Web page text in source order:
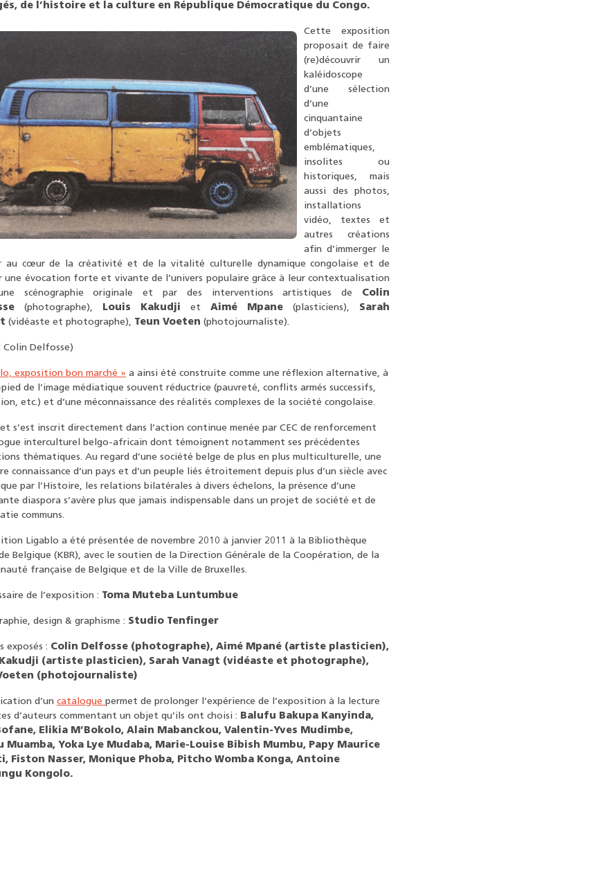
de l’histoire et la culture en République Démocratique du Congo.
Cette exposition
proposait de faire
(re)découvrir un
kaléidoscope
d’une sélection
d’une
cinquantaine
d’objets
emblématiques,
insolites ou
historiques, mais
aussi des photos,
installations
vidéo, textes et
autres créations
afin d’immerger le
au cœur de la créativité et de la vitalité culturelle dynamique congolaise et de
une évocation forte et vivante de l’univers populaire grâce à leur contextualisation
scénographie originale et par des interventions artistiques de Colin
(photographe), Louis Kakudji et Aimé Mpane (plasticiens), Sarah
(vidéaste et photographe), Teun Voeten (photojournaliste).
Colin Delfosse)
exposition bon marché » a ainsi été construite comme une réflexion alternative, à
de l’image médiatique souvent réductrice (pauvreté, conflits armés successifs,
etc.) et d’une méconnaissance des réalités complexes de la société congolaise.
s’est inscrit directement dans l’action continue menée par CEC de renforcement
interculturel belgo-africain dont témoignent notamment ses précédentes
thématiques. Au regard d’une société belge de plus en plus multiculturelle, une
connaissance d’un pays et d’un peuple liés étroitement depuis plus d’un siècle avec
par l’Histoire, les relations bilatérales à divers échelons, la présence d’une
diaspora s’avère plus que jamais indispensable dans un projet de société et de
communs.
Ligablo a été présentée de novembre 2010 à janvier 2011 à la Bibliothèque
Belgique (KBR), avec le soutien de la Direction Générale de la Coopération, de la
française de Belgique et de la Ville de Bruxelles.
de l’exposition : Toma Muteba Luntumbue
design & graphisme : Studio Tenfinger
exposés : Colin Delfosse (photographe), Aimé Mpané (artiste plasticien),
(artiste plasticien), Sarah Vanagt (vidéaste et photographe),
(photojournaliste)
d’un catalogue permet de prolonger l’expérience de l’exposition à la lecture
d’auteurs commentant un objet qu’ils ont choisi : Balufu Bakupa Kanyinda,
Elikia M’Bokolo, Alain Mabanckou, Valentin-Yves Mudimbe,
Muamba, Yoka Lye Mudaba, Marie-Louise Bibish Mumbu, Papy Maurice
Fiston Nasser, Monique Phoba, Pitcho Womba Konga, Antoine
Kongolo.